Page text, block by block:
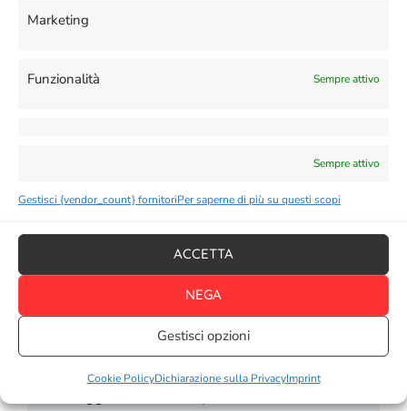
Marketing
Funzionalità Sempre attivo
Sempre attivo
Gestisci {vendor_count} fornitoriPer saperne di più su questi scopi
ACCETTA
NEGA
Gestisci opzioni
Cookie PolicyDichiarazione sulla PrivacyImprint
Inviare Promemoria con Google
29/09/2025
Notifiche Whatsapp per Salon Boooking
System
Telefoni compatibili con eSim (elenco